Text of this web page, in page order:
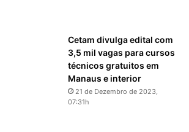
Cetam divulga edital com
3,5 mil vagas para cursos
técnicos gratuitos em
Manaus e interior
21 de Dezembro de 2023,
07:31h